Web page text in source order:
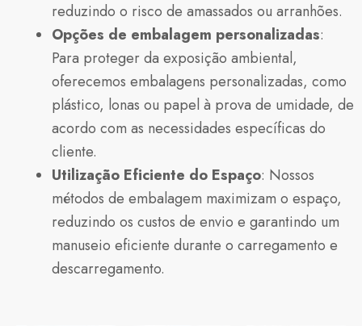
reduzindo o risco de amassados ou arranhões.
Opções de embalagem personalizadas:
Para proteger da exposição ambiental,
oferecemos embalagens personalizadas, como
plástico, lonas ou papel à prova de umidade, de
acordo com as necessidades específicas do
cliente.
Utilização Eficiente do Espaço: Nossos
métodos de embalagem maximizam o espaço,
reduzindo os custos de envio e garantindo um
manuseio eficiente durante o carregamento e
descarregamento.